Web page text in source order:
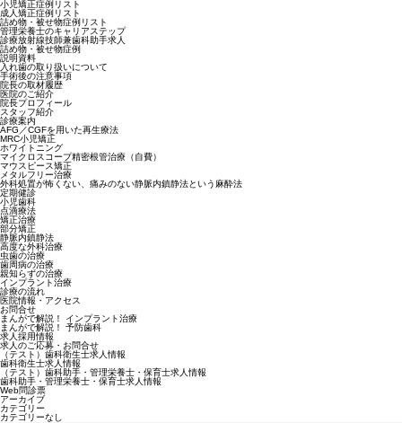
小児矯正症例リスト
成人矯正症例リスト
詰め物・被せ物症例リスト
管理栄養士のキャリアステップ
診療放射線技師兼歯科助手求人
詰め物・被せ物症例
説明資料
入れ歯の取り扱いについて
手術後の注意事項
院長の取材履歴
医院のご紹介
院長プロフィール
スタッフ紹介
診療案内
AFG／CGFを用いた再生療法
MRC小児矯正
ホワイトニング
マイクロスコープ精密根管治療（自費）
マウスピース矯正
メタルフリー治療
外科処置が怖くない、痛みのない静脈内鎮静法という麻酔法
定期健診
小児歯科
点滴療法
矯正治療
部分矯正
静脈内鎮静法
高度な外科治療
虫歯の治療
歯周病の治療
親知らずの治療
インプラント治療
診療の流れ
医院情報・アクセス
お問合せ
まんがで解説！ インプラント治療
まんがで解説！ 予防歯科
求人採用情報
求人のご応募・お問合せ
（テスト）歯科衛生士求人情報
歯科衛生士求人情報
（テスト）歯科助手・管理栄養士・保育士求人情報
歯科助手・管理栄養士・保育士求人情報
Web問診票
アーカイブ
カテゴリー
カテゴリーなし